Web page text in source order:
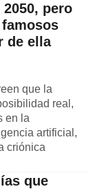
pero
de ella
que la
real,
en la
artificial,
criónica
que